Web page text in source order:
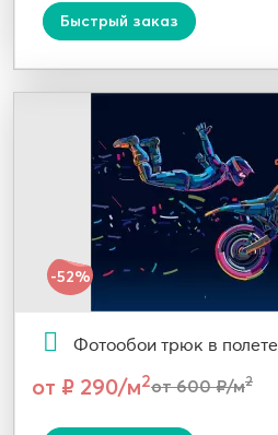
Быстрый заказ
-52%
Фотообои трюк в полете
от ₽ 290/м2от 600 ₽/м2